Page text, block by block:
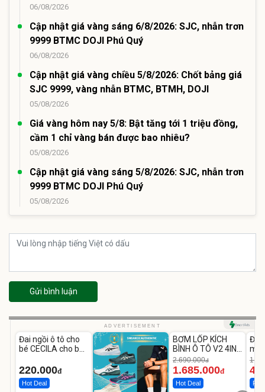
06/08/2026
Cập nhật giá vàng sáng 6/8/2026: SJC, nhẫn trơn
9999 BTMC DOJI Phú Quý
06/08/2026
Cập nhật giá vàng chiều 5/8/2026: Chốt bảng giá
SJC 9999, vàng nhẫn BTMC, BTMH, DOJI
05/08/2026
Giá vàng hôm nay 5/8: Bật tăng tới 1 triệu đồng,
cầm 1 chỉ vàng bán được bao nhiêu?
05/08/2026
Cập nhật giá vàng sáng 5/8/2026: SJC, nhẫn trơn
9999 BTMC DOJI Phú Quý
05/08/2026
Gửi bình luận
ADVERTISEMENT
Đai ngồi ô tô cho
bé CECILA cho bé
220.000đ
Hot Deal
-37%
BƠM LỐP KÍCH
BÌNH Ô TÔ V2 4IN1
Medicar
12.000mAh
2.690.000đ
1.685.000đ
Hot Deal